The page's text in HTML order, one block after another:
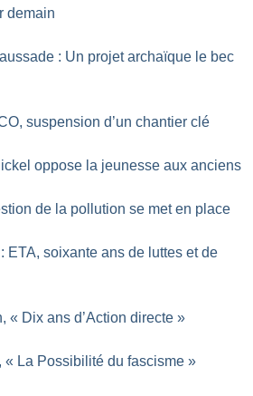
demain
: Un projet archaïque le bec
suspension d’un chantier clé
oppose la jeunesse aux anciens
de la pollution se met en place
ETA, soixante ans de luttes et de
« Dix ans d’Action directe »
« La Possibilité du fascisme »